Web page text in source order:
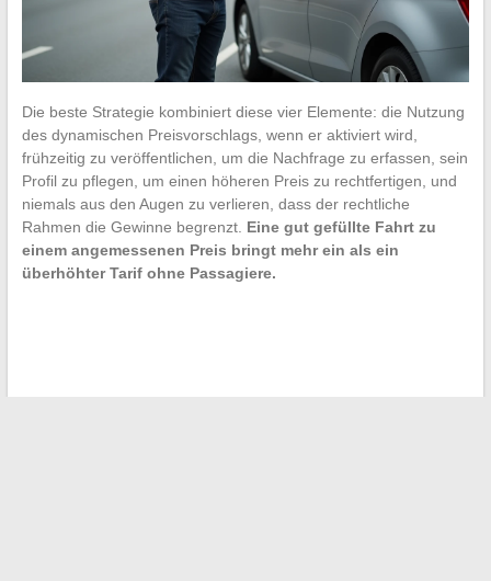
Die beste Strategie kombiniert diese vier Elemente: die Nutzung
des dynamischen Preisvorschlags, wenn er aktiviert wird,
frühzeitig zu veröffentlichen, um die Nachfrage zu erfassen, sein
Profil zu pflegen, um einen höheren Preis zu rechtfertigen, und
niemals aus den Augen zu verlieren, dass der rechtliche
Rahmen die Gewinne begrenzt. Eine gut gefüllte Fahrt zu
einem angemessenen Preis bringt mehr ein als ein
überhöhter Tarif ohne Passagiere.